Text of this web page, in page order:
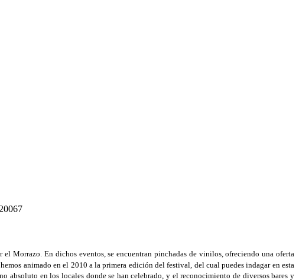
Morrazo. En dichos eventos, se encuentran pinchadas de vinilos, ofreciendo una oferta
animado en el 2010 a la primera edición del festival, del cual puedes indagar en esta
absoluto en los locales donde se han celebrado, y el reconocimiento de diversos bares y